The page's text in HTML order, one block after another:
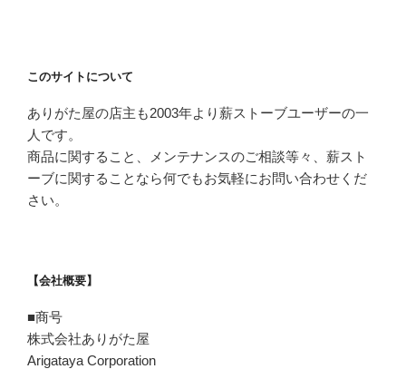
このサイトについて
ありがた屋の店主も2003年より薪ストーブユーザーの一
人です。
商品に関すること、メンテナンスのご相談等々、薪スト
ーブに関することなら何でもお気軽にお問い合わせくだ
さい。
【会社概要】
■商号
株式会社ありがた屋
Arigataya Corporation